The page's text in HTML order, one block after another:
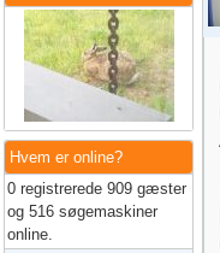
Hvem er online?
0 registrerede 909 gæster
og 516 søgemaskiner
online.